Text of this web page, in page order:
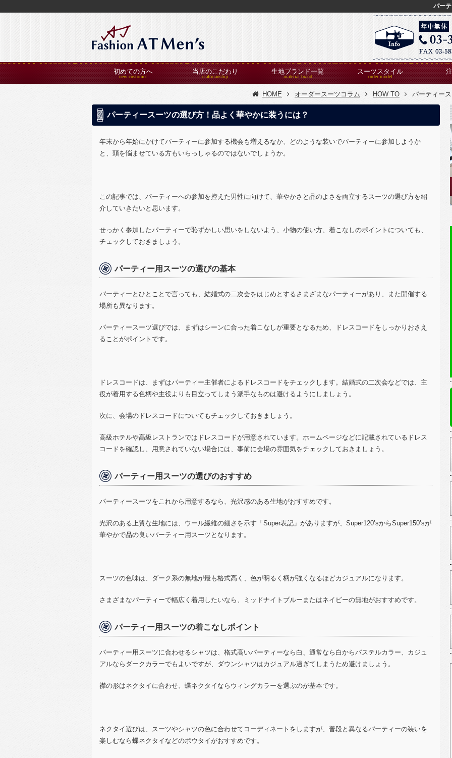
パー
初めての方へ 当店のこだわり 生地ブランド一覧 スーツスタイル
HOME オーダースーツコラム HOW TO パーティー
パーティースーツの選び方！品よく華やかに装うには？
年末から年始にかけてパーティーに参加する機会も増えるなか、どのような装いでパーティーに参加しようか
と、頭を悩ませている方もいらっしゃるのではないでしょうか。
この記事では、パーティーへの参加を控えた男性に向けて、華やかさと品のよさを両立するスーツの選び方を紹
介していきたいと思います。
せっかく参加したパーティーで恥ずかしい思いをしないよう、小物の使い方、着こなしのポイントについても、
チェックしておきましょう。
パーティー用スーツの選びの基本
パーティーとひとことで言っても、結婚式の二次会をはじめとするさまざまなパーティーがあり、また開催する
場所も異なります。
パーティースーツ選びでは、まずはシーンに合った着こなしが重要となるため、ドレスコードをしっかりおさえ
ることがポイントです。
ドレスコードは、まずはパーティー主催者によるドレスコードをチェックします。結婚式の二次会などでは、主
役が着用する色柄や主役よりも目立ってしまう派手なものは避けるようにしましょう。
次に、会場のドレスコードについてもチェックしておきましょう。
高級ホテルや高級レストランではドレスコードが用意されています。ホームページなどに記載されているドレス
コードを確認し、用意されていない場合には、事前に会場の雰囲気をチェックしておきましょう。
パーティー用スーツの選びのおすすめ
パーティースーツをこれから用意するなら、光沢感のある生地がおすすめです。
光沢のある上質な生地には、ウール繊維の細さを示す「 Super表記」がありますが、 Super120’sからSuper150’sが
華やかで品の良いパーティー用スーツとなります。
スーツの色味は、ダーク系の無地が最も格式高く、色が明るく柄が強くなるほどカジュアルになります。
さまざまなパーティーで幅広く着用したいなら、ミッドナイトブルーまたはネイビーの無地がおすすめです。
パーティー用スーツの着こなしポイント
パーティー用スーツに合わせるシャツは、格式高いパーティーなら白、通常なら白からパステルカラー、カジュ
アルならダークカラーでもよいですが、ダウンシャツはカジュアル過ぎてしまうため避けましょう。
襟の形はネクタイに合わせ、蝶ネクタイならウィングカラーを選ぶのが基本です。
ネクタイ選びは、スーツやシャツの色に合わせてコーディネートをしますが、普段と異なるパーティーの装いを
楽しむなら蝶ネクタイなどのボウタイがおすすめです。